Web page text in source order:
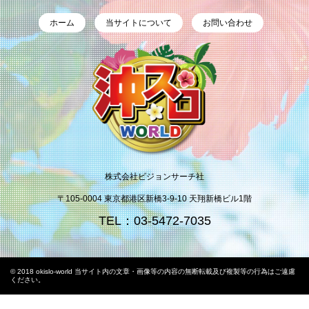
ホーム 当サイトについて お問い合わせ
株式会社ビジョンサーチ社
〒105-0004 東京都港区新橋3-9-10 天翔新橋ビル1階
TEL：03-5472-7035
© 2018 okislo-world 当サイト内の文章・画像等の内容の無断転載及び複製等の行為はご遠慮
ください。